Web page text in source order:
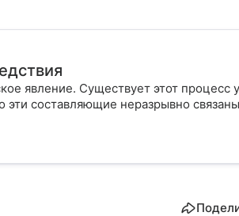
явление. Существует этот процесс
составляющие неразрывно